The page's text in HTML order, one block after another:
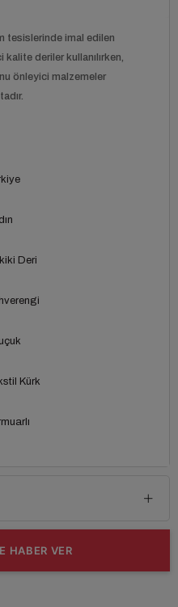
tesislerinde imal edilen
deriler kullanılırken,
önleyici malzemeler
Deri
Kürk
HABER VER